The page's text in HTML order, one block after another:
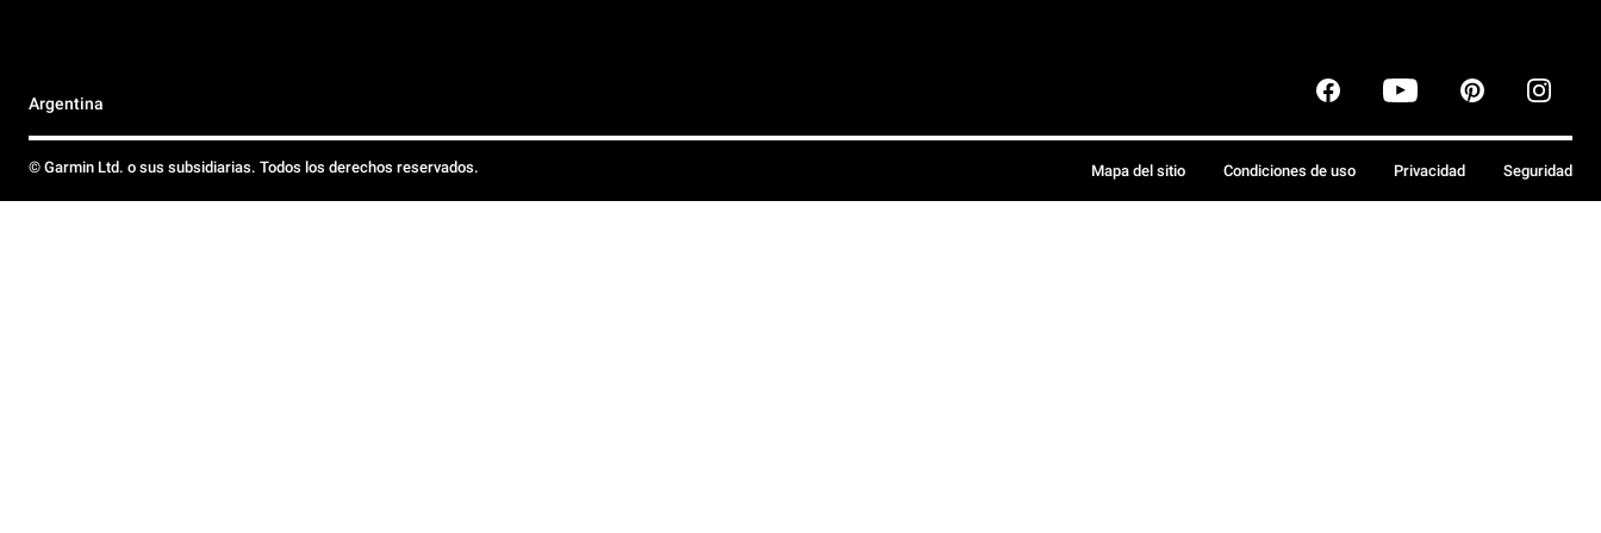
Argentina
© Garmin Ltd. o sus subsidiarias. Todos los derechos reservados. Mapa del sitio Condiciones de uso Privacidad Seguridad